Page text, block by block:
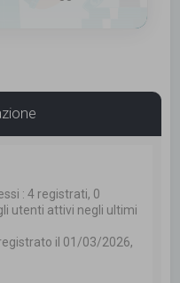
: 4 registrati, 0
utenti attivi negli ultimi
il 01/03/2026,